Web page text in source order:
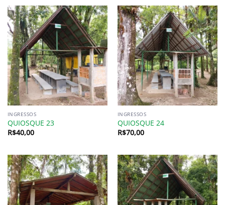
INGRESSOS
QUIOSQUE 23
R$40,00
INGRESSOS
QUIOSQUE 24
R$70,00